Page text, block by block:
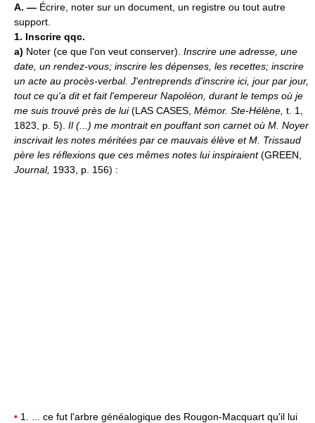
A. — Écrire, noter sur un document, un registre ou tout autre
support.
1. Inscrire qqc.
a) Noter (ce que l'on veut conserver). Inscrire une adresse, une
date, un rendez-vous; inscrire les dépenses, les recettes; inscrire
un acte au procès-verbal. J'entreprends d'inscrire ici, jour par jour,
tout ce qu'a dit et fait l'empereur Napoléon, durant le temps où je
me suis trouvé près de lui(LAS CASES, Mémor. Ste-Hélène, t. 1,
1823, p. 5). Il (...) me montrait en pouffant son carnet où M. Noyer
inscrivait les notes méritées par ce mauvais élève et M. Trissaud
père les réflexions que ces mêmes notes lui inspiraient(GREEN,
Journal, 1933, p. 156) :
• 1. ... ce fut l'arbre généalogique des Rougon-Macquart qu'il lui